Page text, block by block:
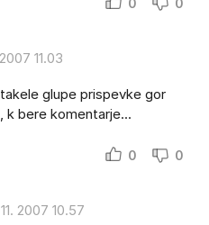
11.03
glupe prispevke gor
k bere komentarje...
0 0
2007 10.57